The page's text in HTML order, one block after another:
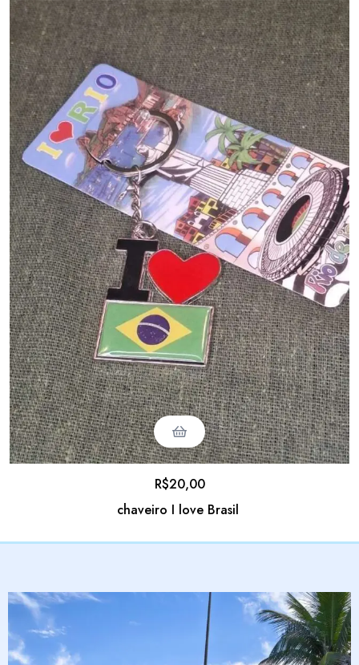
chaveiro I love Brasil
R$20,00